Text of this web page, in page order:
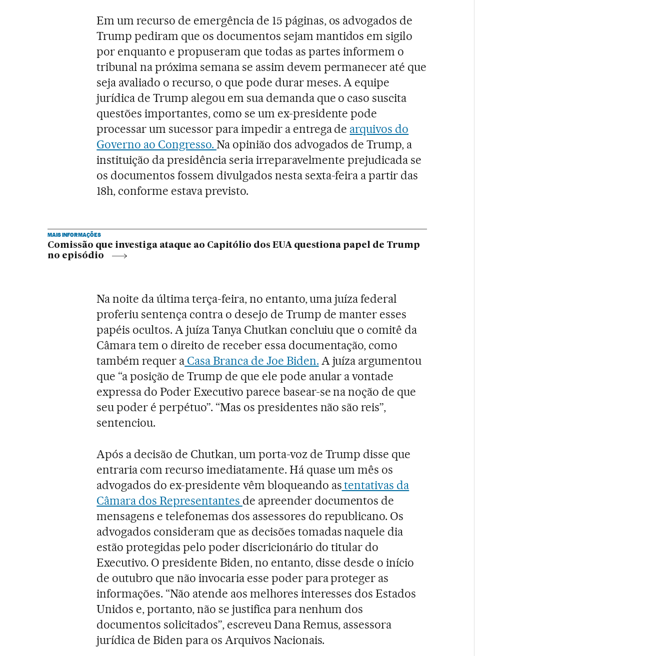
Em um recurso de emergência de 15 páginas, os advogados de
Trump pediram que os documentos sejam mantidos em sigilo
por enquanto e propuseram que todas as partes informem o
tribunal na próxima semana se assim devem permanecer até que
seja avaliado o recurso, o que pode durar meses. A equipe
jurídica de Trump alegou em sua demanda que o caso suscita
questões importantes, como se um ex-presidente pode
processar um sucessor para impedir a entrega de arquivos do
Governo ao Congresso. Na opinião dos advogados de Trump, a
instituição da presidência seria irreparavelmente prejudicada se
os documentos fossem divulgados nesta sexta-feira a partir das
18h, conforme estava previsto.
MAIS INFORMAÇÕES
Comissão que investiga ataque ao Capitólio dos EUA questiona papel de Trump
no episódio
Na noite da última terça-feira, no entanto, uma juíza federal
proferiu sentença contra o desejo de Trump de manter esses
papéis ocultos. A juíza Tanya Chutkan concluiu que o comitê da
Câmara tem o direito de receber essa documentação, como
também requer a Casa Branca de Joe Biden. A juíza argumentou
que “a posição de Trump de que ele pode anular a vontade
expressa do Poder Executivo parece basear-se na noção de que
seu poder é perpétuo”. “Mas os presidentes não são reis”,
sentenciou.
Após a decisão de Chutkan, um porta-voz de Trump disse que
entraria com recurso imediatamente. Há quase um mês os
advogados do ex-presidente vêm bloqueando astentativas da
Câmara dos Representantes de apreender documentos de
mensagens e telefonemas dos assessores do republicano. Os
advogados consideram que as decisões tomadas naquele dia
estão protegidas pelo poder discricionário do titular do
Executivo. O presidente Biden, no entanto, disse desde o início
de outubro que não invocaria esse poder para proteger as
informações. “Não atende aos melhores interesses dos Estados
Unidos e, portanto, não se justifica para nenhum dos
documentos solicitados”, escreveu Dana Remus, assessora
jurídica de Biden para os Arquivos Nacionais.